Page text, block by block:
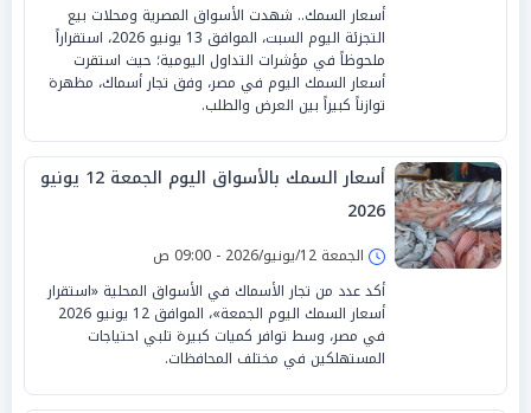
أسعار السمك.. شهدت الأسواق المصرية ومحلات بيع
التجزئة اليوم السبت، الموافق 13 يونيو 2026، استقراراً
ملحوظاً في مؤشرات التداول اليومية؛ حيث استقرت
أسعار السمك اليوم في مصر، وفق تجار أسماك، مظهرة
توازناً كبيراً بين العرض والطلب.
أسعار السمك بالأسواق اليوم الجمعة 12 يونيو
2026
الجمعة 12/يونيو/2026 - 09:00 ص
أكد عدد من تجار الأسماك في الأسواق المحلية «استقرار
أسعار السمك اليوم الجمعة»، الموافق 12 يونيو 2026
في مصر، وسط توافر كميات كبيرة تلبي احتياجات
المستهلكين في مختلف المحافظات.